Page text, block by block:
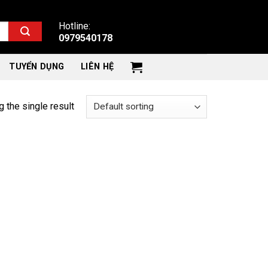
Hotline:
0979540178
TUYỂN DỤNG LIÊN HỆ
the single result